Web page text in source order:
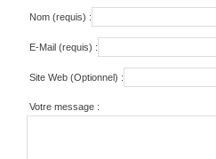
Nom (requis) :
E-Mail (requis) :
Site Web (Optionnel) :
Votre message :